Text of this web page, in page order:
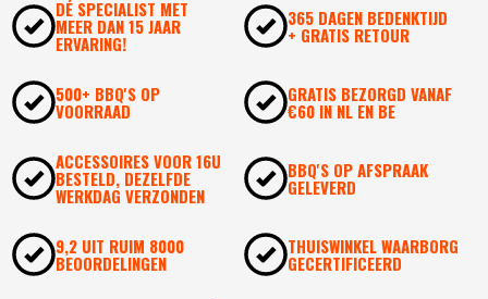
DÉ SPECIALIST MET
MEER DAN 15 JAAR
ERVARING!
365 DAGEN BEDENKTIJD
+ GRATIS RETOUR
500+ BBQ'S OP
VOORRAAD
GRATIS BEZORGD VANAF
€60 IN NL EN BE
ACCESSOIRES VOOR 16U
BESTELD, DEZELFDE
WERKDAG VERZONDEN
BBQ'S OP AFSPRAAK
GELEVERD
9,2 UIT RUIM 8000
BEOORDELINGEN
THUISWINKEL WAARBORG
GECERTIFICEERD